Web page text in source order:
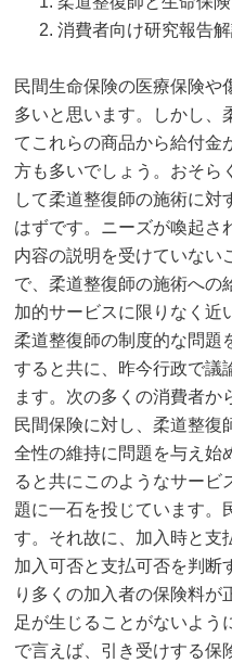
消費者向け研究報告
民間生命保険の医療保険や
多いと思います。しかし、
てこれらの商品から給付金
方も多いでしょう。おそら
して柔道整復師の施術に対
はずです。ニーズが喚起さ
内容の説明を受けていない
で、柔道整復師の施術への
加的サービスに限りなく近
柔道整復師の制度的な問題
すると共に、昨今行政で議
ます。次の多くの消費者か
民間保険に対し、柔道整復
全性の維持に問題を与え始
ると共にこのようなサービ
題に一石を投じています。
す。それ故に、加入時と支
加入可否と支払可否を判断
り多くの加入者の保険料が
足が生じることがないよう
で言えば、引き受けする保